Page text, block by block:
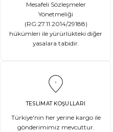
Mesafeli Sözleşmeler
Yönetmeliği
(RG:27.11.2014/29188)
hükümleri ile yürürlükteki diğer
yasalara tabidir.
TESLİMAT KOŞULLARI
Türkiye'nin her yerine kargo ile
gönderimimiz mevcuttur.